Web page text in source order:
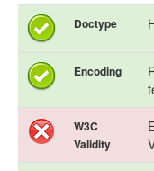
Doctype
Encoding
W3C
Validity